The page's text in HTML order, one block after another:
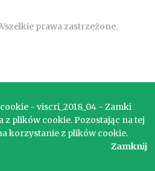
prawa zastrzeżone.
- viscri_2018_04 - Zamki
plików cookie. Pozostając na tej
korzystanie z plików cookie.
Zamknij